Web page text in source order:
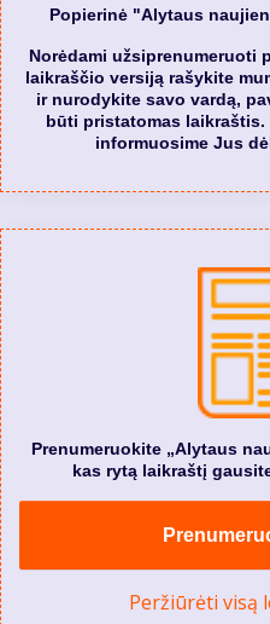
Popierinė "Alytaus
Norėdami užsiprenumeruoti
laikraščio versiją rašykite
ir nurodykite savo vardą,
būti pristatomas
informuosime Jus
Prenumeruokite „Alytaus
kas rytą laikraštį
Peržiūrėti visą